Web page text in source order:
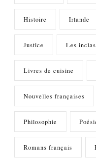
Histoire Irlande
Justice Les
Livres de cuisine
Nouvelles françaises
Philosophie
Romans français